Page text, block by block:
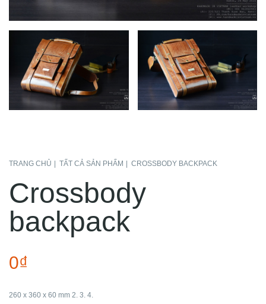
TRANG CHỦ TẤT CẢ SẢN PHẨM CROSSBODY BACKPACK
Crossbody
backpack
0₫
260 x 360 x 60 mm 2. 3. 4.